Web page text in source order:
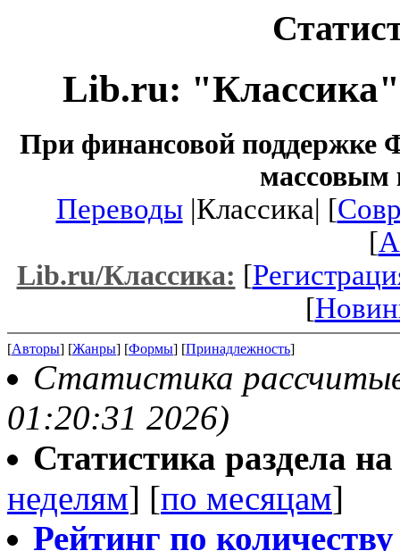
Lib.ru:
При финансовой поддержке
массовым
Переводы|Классика| [
[
Lib.ru/Классика: [
[
[Авторы] [Жанры] [Формы] [Принадлежность]
Статистика
01:20:31 2026)
Статистика раздела
неделям] [по месяцам]
Рейтинг по